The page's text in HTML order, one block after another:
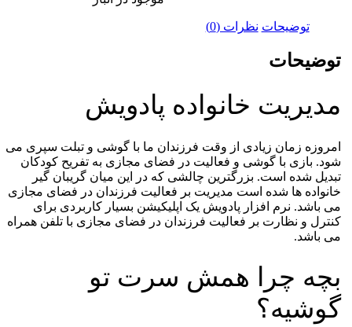
توضیحات نظرات (0)
توضیحات
مدیریت خانواده پادویش
امروزه زمان زیادی از وقت فرزندان ما با گوشی و تبلت سپری می
شود. بازی با گوشی و فعالیت در فضای مجازی به تفریح کودکان
تبدیل شده است. بزرگترین چالشی که در این میان گریبان گیر
خانواده ها شده است مدیریت بر فعالیت فرزندان در فضای مجازی
می باشد. نرم افزار پادویش یک اپلیکیشن بسیار کاربردی برای
کنترل و نظارت بر فعالیت فرزندان در فضای مجازی با تلفن همراه
می باشد.
بچه چرا همش سرت تو
گوشیه؟